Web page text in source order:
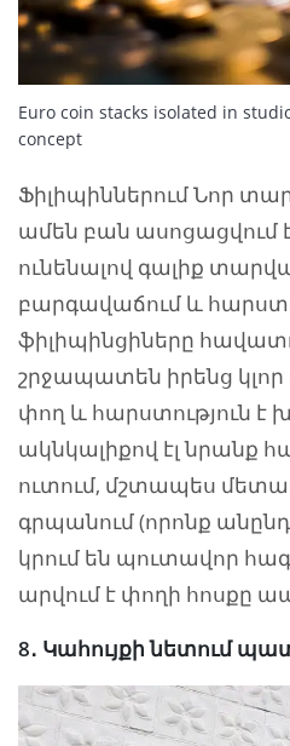
Euro coin stacks isolated in
concept
Ֆիլիպիններում Նոր
ամեն բան ասոցացվում
ունենալով գալիք
բարգավաճում և
ֆիլիպինցիները
շրջապատեն իրենց
փող և հարստություն է
ակնկալիքով էլ նրանք
ուտում, մշտապես
գրպանում (որոնք
կրում են պուտավոր
արվում է փողի հոսքը
8․ Կահույքի նետում